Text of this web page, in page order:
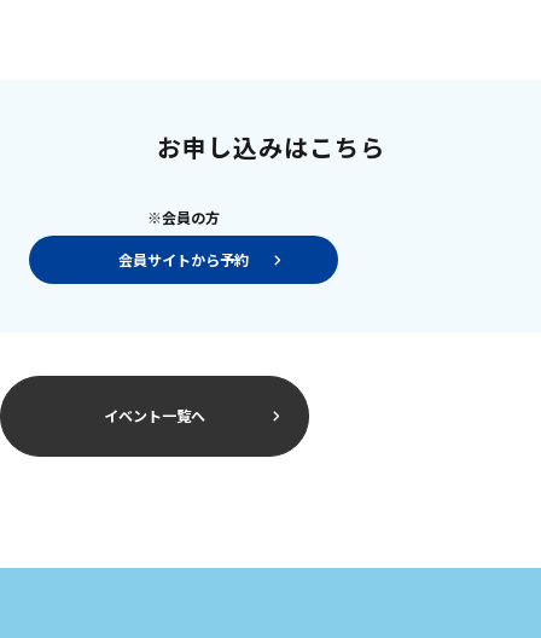
お申し込みはこちら
※会員の方
会員サイトから予約
イベント一覧へ